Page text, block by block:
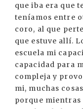
que iba era que
teníamos entre
coro, al que
que estuve allí.
escuela mi
capacidad para
compleja y
mi, muchas
porque mientras